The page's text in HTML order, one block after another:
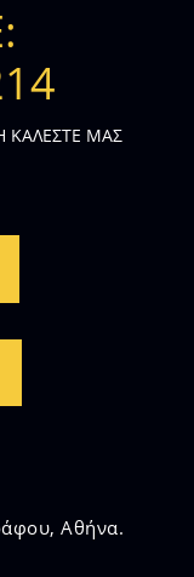
ΚΑΛΕΣΤΕ ΜΑΣ
Αθήνα.